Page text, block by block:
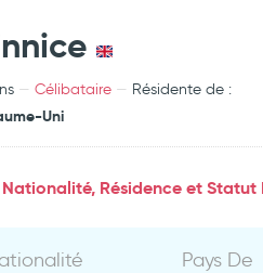
Célibataire Résidente de :
Uni
Nationalité, Résidence et Statut
Pays De